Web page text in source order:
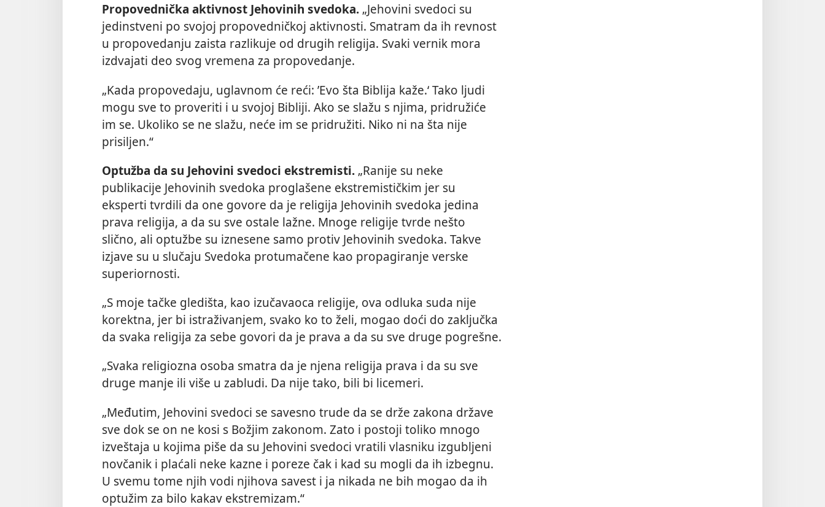
Propovednička aktivnost Jehovinih svedoka. „Jehovini svedoci su
jedinstveni po svojoj propovedničkoj aktivnosti. Smatram da ih revnost
u propovedanju zaista razlikuje od drugih religija. Svaki vernik mora
izdvajati deo svog vremena za propovedanje.
„Kada propovedaju, uglavnom će reći: ’Evo šta Biblija kaže.‘ Tako ljudi
mogu sve to proveriti i u svojoj Bibliji. Ako se slažu s njima, pridružiće
im se. Ukoliko se ne slažu, neće im se pridružiti. Niko ni na šta nije
prisiljen.“
Optužba da su Jehovini svedoci ekstremisti. „Ranije su neke
publikacije Jehovinih svedoka proglašene ekstremističkim jer su
eksperti tvrdili da one govore da je religija Jehovinih svedoka jedina
prava religija, a da su sve ostale lažne. Mnoge religije tvrde nešto
slično, ali optužbe su iznesene samo protiv Jehovinih svedoka. Takve
izjave su u slučaju Svedoka protumačene kao propagiranje verske
superiornosti.
„S moje tačke gledišta, kao izučavaoca religije, ova odluka suda nije
korektna, jer bi istraživanjem, svako ko to želi, mogao doći do zaključka
da svaka religija za sebe govori da je prava a da su sve druge pogrešne.
„Svaka religiozna osoba smatra da je njena religija prava i da su sve
druge manje ili više u zabludi. Da nije tako, bili bi licemeri.
„Međutim, Jehovini svedoci se savesno trude da se drže zakona države
sve dok se on ne kosi s Božjim zakonom. Zato i postoji toliko mnogo
izveštaja u kojima piše da su Jehovini svedoci vratili vlasniku izgubljeni
novčanik i plaćali neke kazne i poreze čak i kad su mogli da ih izbegnu.
U svemu tome njih vodi njihova savest i ja nikada ne bih mogao da ih
optužim za bilo kakav ekstremizam.“